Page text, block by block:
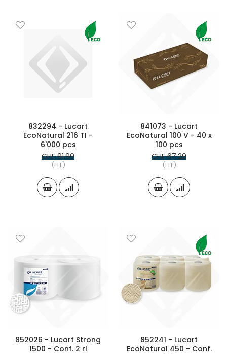
832294 - Lucart
EcoNatural 216 TI -
6'000 pcs
CHF 91.90
(HT)
841073 - Lucart
EcoNatural 100 V - 40 x
100 pcs
CHF 67.20
(HT)
852026 - Lucart Strong
1500 - Conf. 2 rl
852241 - Lucart
EcoNatural 450 - Conf.